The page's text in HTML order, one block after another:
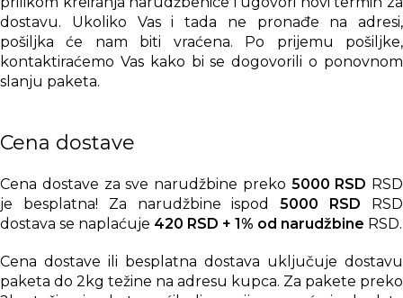
dostavu. Ukoliko Vas i tada ne pronađe na adresi,
pošiljka će nam biti vraćena. Po prijemu pošiljke,
kontaktiraćemo Vas kako bi se dogovorili o ponovnom
slanju paketa.
Cena dostave
Cena dostave za sve narudžbine preko 5000 RSD RSD
je besplatna! Za narudžbine ispod5000 RSD RSD
dostava se naplaćuje 420 RSD + 1% od narudžbine RSD.
Cena dostave ili besplatna dostava uključuje dostavu
paketa do 2kg težine na adresu kupca. Za pakete preko